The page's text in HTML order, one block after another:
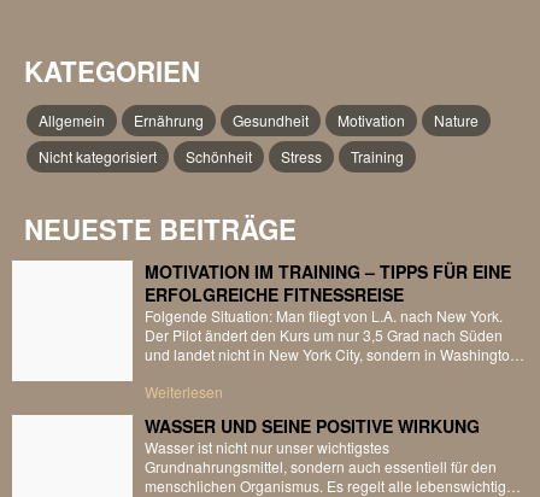
KATEGORIEN
Allgemein Ernährung Gesundheit Motivation
Nature
Nicht kategorisiert
Schönheit Stress Training
NEUESTE BEITRÄGE
MOTIVATION IM TRAINING – TIPPS FÜR EINE
ERFOLGREICHE FITNESSREISE
Folgende Situation: Man fliegt von L.A. nach New York.
Der Pilot ändert den Kurs um nur 3,5 Grad nach Süden
und landet nicht in New York City, sondern in Washington
wahrnehmbar – die Nase des Flugzeuges bewegt sich nur
Weiterlesen
WASSER UND SEINE POSITIVE WIRKUNG
Wasser ist nicht nur unser wichtigstes
Grundnahrungsmittel, sondern auch essentiell für den
menschlichen Organismus. Es regelt alle lebenswichtigen